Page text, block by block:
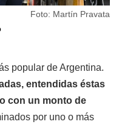
Foto: Martín Pravata
popular de Argentina.
entendidas éstas
con un monto de
por uno o más